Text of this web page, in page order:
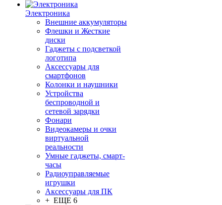
Электроника
Внешние аккумуляторы
Флешки и Жесткие
диски
Гаджеты с подсветкой
логотипа
Аксессуары для
смартфонов
Колонки и наушники
Устройства
беспроводной и
сетевой зарядки
Фонари
Видеокамеры и очки
виртуальной
реальности
Умные гаджеты, смарт-
часы
Радиоуправляемые
игрушки
Аксессуары для ПК
+ ЕЩЕ 6